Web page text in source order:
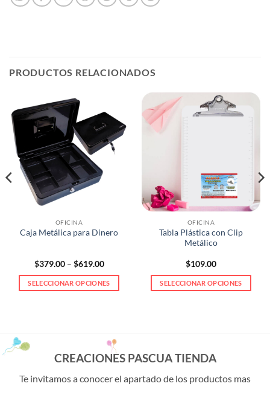
PRODUCTOS RELACIONADOS
OFICINA
Caja Metálica para Dinero
$379.00 – $619.00Price
$379.00
through
SELECCIONAR OPCIONES
Las
se
OFICINA
Tabla Plástica con Clip
Metálico
$109.00
SELECCIONAR OPCIONES
Las
se
CREACIONES PASCUA TIENDA
Te invitamos a conocer el apartado de los productos mas